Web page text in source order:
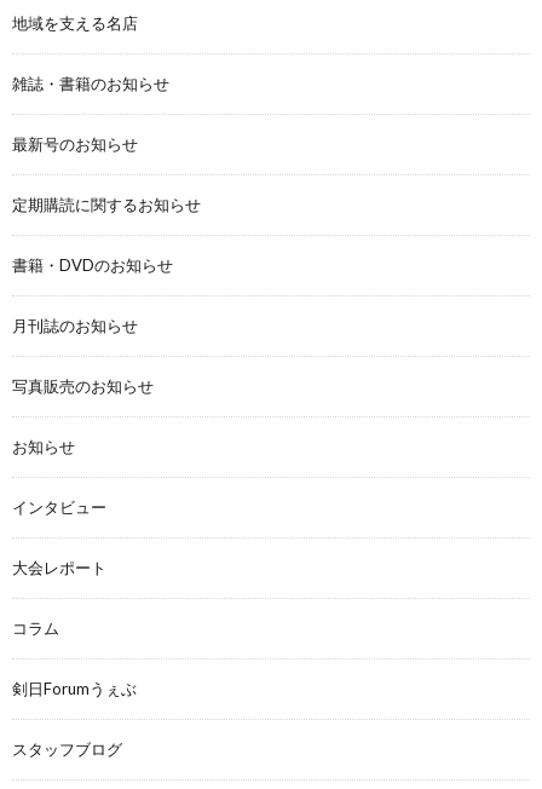
地域を支える名店
雑誌・書籍のお知らせ
最新号のお知らせ
定期購読に関するお知らせ
書籍・DVDのお知らせ
月刊誌のお知らせ
写真販売のお知らせ
お知らせ
インタビュー
大会レポート
コラム
剣日Forumうぇぶ
スタッフブログ